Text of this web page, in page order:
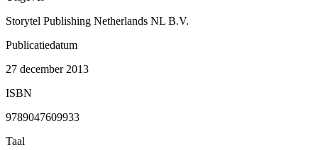
Storytel Publishing Netherlands NL B.V.
Publicatiedatum
27 december 2013
ISBN
9789047609933
Taal